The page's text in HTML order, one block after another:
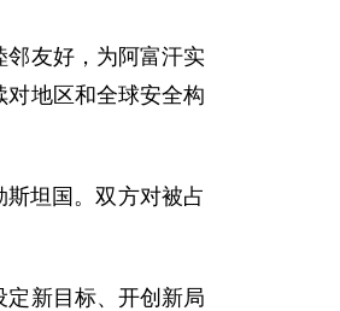
友好，为阿富汗实
地区和全球安全构
坦国。双方对被占
新目标、开创新局